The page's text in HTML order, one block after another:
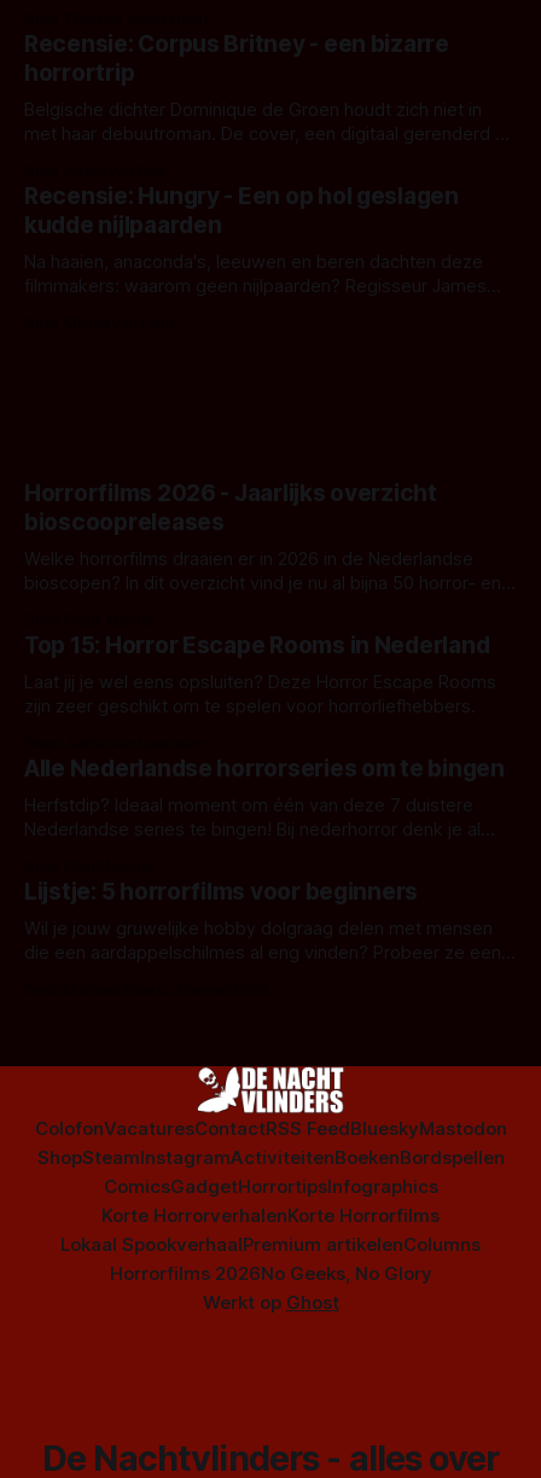
'Skeletons', een nieuwe creature feature waarvoor de
opnames zijn gestart in Australië.
Recensie: Corpus Britney - een bizarre
horrortrip
Belgische dichter Dominique de Groen houdt zich niet in
met haar debuutroman. De cover, een digitaal gerenderd en
achtergrond, belooft iets kleurrijks maar onheilspellends,
iets ongrijpbaars. En dat maakt De Groen met ieder woord
waar.
Recensie: Hungry - Een op hol geslagen
kudde nijlpaarden
Na haaien, anaconda's, leeuwen en beren dachten deze
filmmakers: waarom geen nijlpaarden? Regisseur James
Horrorfilms 2026 - Jaarlijks overzicht
bioscoopreleases
Welke horrorfilms draaien er in 2026 in de Nederlandse
bioscopen? In dit overzicht vind je nu al bijna 50 horror- en
Top 15: Horror Escape Rooms in Nederland
Laat jij je wel eens opsluiten? Deze Horror Escape Rooms
zijn zeer geschikt om te spelen voor horrorliefhebbers.
Alle Nederlandse horrorseries om te bingen
Herfstdip? Ideaal moment om één van deze 7 duistere
Nederlandse series te bingen! Bij nederhorror denk je al
Amsterdamned of The Johnsons. Maar Nederlandse horror
is niet beperkt tot films. Hier een aantal Nederlandse tv-
series uit het duistere of horrorgenre. Als
Lijstje: 5 horrorfilms voor beginners
Wil je jouw gruwelijke hobby dolgraag delen met mensen
die een aardappelschilmes al eng vinden? Probeer ze eens
ColofonVacaturesContactRSS FeedBlueskyMastodon
ShopSteamInstagramActiviteitenBoekenBordspellen
ComicsGadgetHorrortipsInfographics
Korte HorrorverhalenKorte Horrorfilms
Lokaal SpookverhaalPremium artikelenColumns
Horrorfilms 2026No Geeks, No Glory
Werkt op Ghost
De Nachtvlinders - alles over